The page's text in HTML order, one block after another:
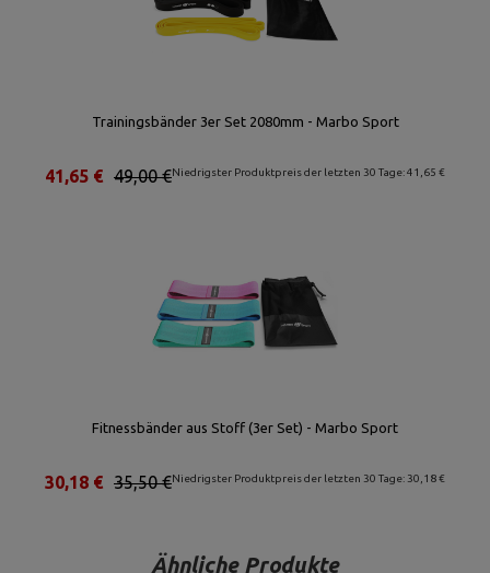
Trainingsbänder 3er Set 2080mm - Marbo Sport
Niedrigster Produktpreis der letzten 30 Tage: 41,65 €
49,00 €
41,65 €
Fitnessbänder aus Stoff (3er Set) - Marbo Sport
Niedrigster Produktpreis der letzten 30 Tage: 30,18 €
35,50 €
30,18 €
Ähnliche Produkte